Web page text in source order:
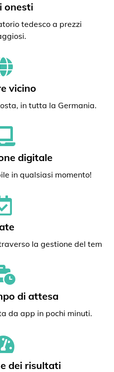
onesti
tedesco a prezzi
vicino
in tutta la Germania.
digitale
in qualsiasi momento!
la gestione del tem
di attesa
da app in pochi minuti.
dei risultati